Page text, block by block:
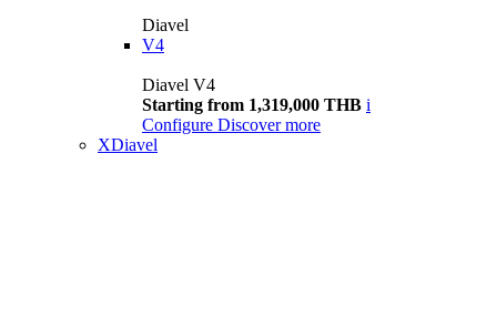
Diavel
V4
Diavel V4
Starting from 1,319,000 THB i
Configure Discover more
XDiavel